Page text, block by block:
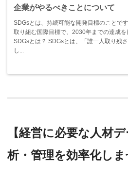
企業がやるべきことについて
SDGsとは、持続可能な開発目標のことで
取り組む国際目標で、2030年までの達成を
SDGsとは？ SDGsとは、「誰一人取り残
し...
【経営に必要な人材
析・管理を効率化しま